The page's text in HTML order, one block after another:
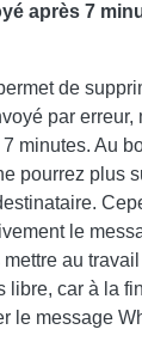
après 7
de
par
minutes. Au
pourrez plus
le
au
libre, car à la
le message